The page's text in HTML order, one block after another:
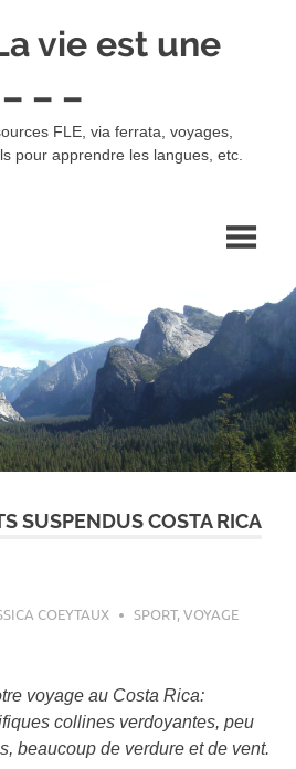
vie est une
– –
FLE, via ferrata, voyages,
pour apprendre les langues, etc.
SUSPENDUS COSTA RICA
COEYTAUX SPORT,VOYAGE
voyage au Costa Rica:
collines verdoyantes, peu
beaucoup de verdure et de vent.